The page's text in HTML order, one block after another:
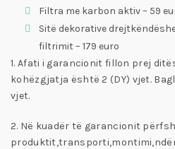
Filtra me karbon aktiv – 59
Sitë dekorative
filtrimit – 179 euro
1. Afati i garancionit fillon prej
kohëzgjatja është 2 (DY) vjet.
vjet.
2. Në kuadër të garancionit